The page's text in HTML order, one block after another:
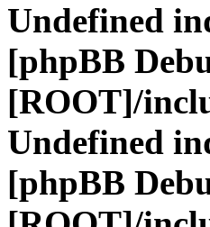
Undefined
[phpBB
[ROOT]/
Undefined
[phpBB